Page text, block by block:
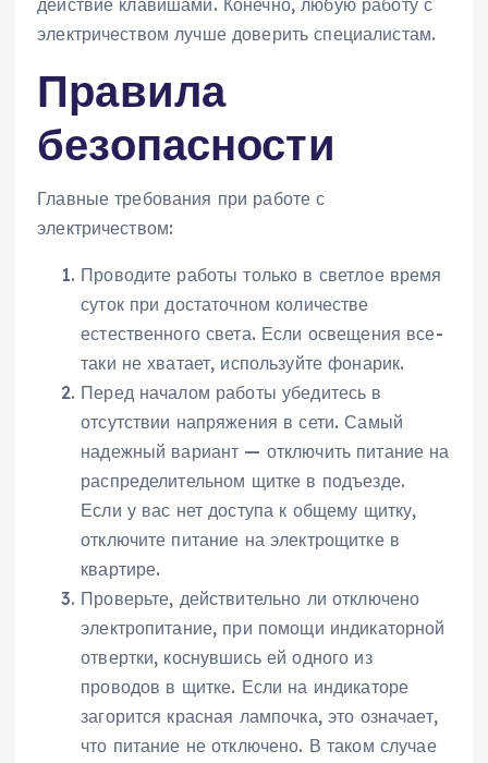
действие клавишами. Конечно, любую работу с
электричеством лучше доверить специалистам.
Правила
безопасности
Главные требования при работе с
электричеством:
Проводите работы только в светлое время
суток при достаточном количестве
естественного света. Если освещения все-
таки не хватает, используйте фонарик.
Перед началом работы убедитесь в
отсутствии напряжения в сети. Самый
надежный вариант — отключить питание на
распределительном щитке в подъезде.
Если у вас нет доступа к общему щитку,
отключите питание на электрощитке в
квартире.
Проверьте, действительно ли отключено
электропитание, при помощи индикаторной
отвертки, коснувшись ей одного из
проводов в щитке. Если на индикаторе
загорится красная лампочка, это означает,
что питание не отключено. В таком случае